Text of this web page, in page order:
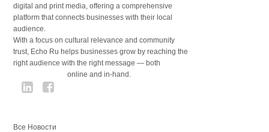
digital and print media, offering a comprehensive
platform that connects businesses with their local
audience.
With a focus on cultural relevance and community
trust, Echo Ru helps businesses grow by reaching the
right audience with the right message — both
online and in-hand.
Все Новости